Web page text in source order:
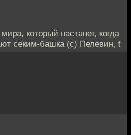
который настанет, когда
секим-башка (c) Пелевин, t